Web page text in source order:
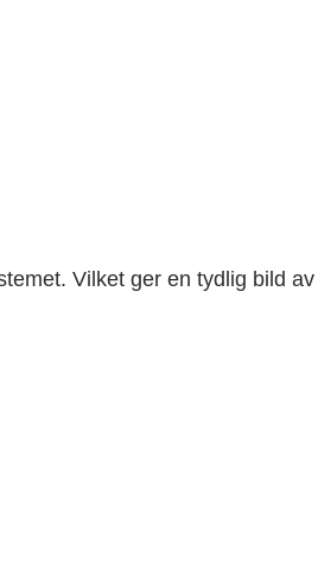
Vilket ger en tydlig bild